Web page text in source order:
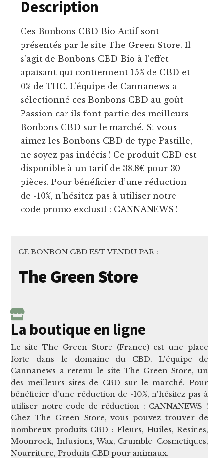
Description
Ces Bonbons CBD Bio Actif sont
présentés par le site The Green Store. Il
s’agit de Bonbons CBD Bio à l’effet
apaisant qui contiennent 15% de CBD et
0% de THC. L’équipe de Cannanews a
sélectionné ces Bonbons CBD au goût
Passion car ils font partie des meilleurs
Bonbons CBD sur le marché. Si vous
aimez les Bonbons CBD de type Pastille,
ne soyez pas indécis ! Ce produit CBD est
disponible à un tarif de 38.8€ pour 30
pièces. Pour bénéficier d’une réduction
de -10%, n’hésitez pas à utiliser notre
code promo exclusif : CANNANEWS !
CE BONBON CBD EST VENDU PAR :
The Green Store
La boutique en ligne
Le site The Green Store (France) est une place
forte dans le domaine du CBD. L'équipe de
Cannanews a retenu le site The Green Store, un
des meilleurs sites de CBD sur le marché. Pour
bénéficier d'une réduction de -10%, n'hésitez pas à
utiliser notre code de réduction : CANNANEWS !
Chez The Green Store, vous pouvez trouver de
nombreux produits CBD : Fleurs, Huiles, Resines,
Moonrock, Infusions, Wax, Crumble, Cosmetiques,
Nourriture, Produits CBD pour animaux.